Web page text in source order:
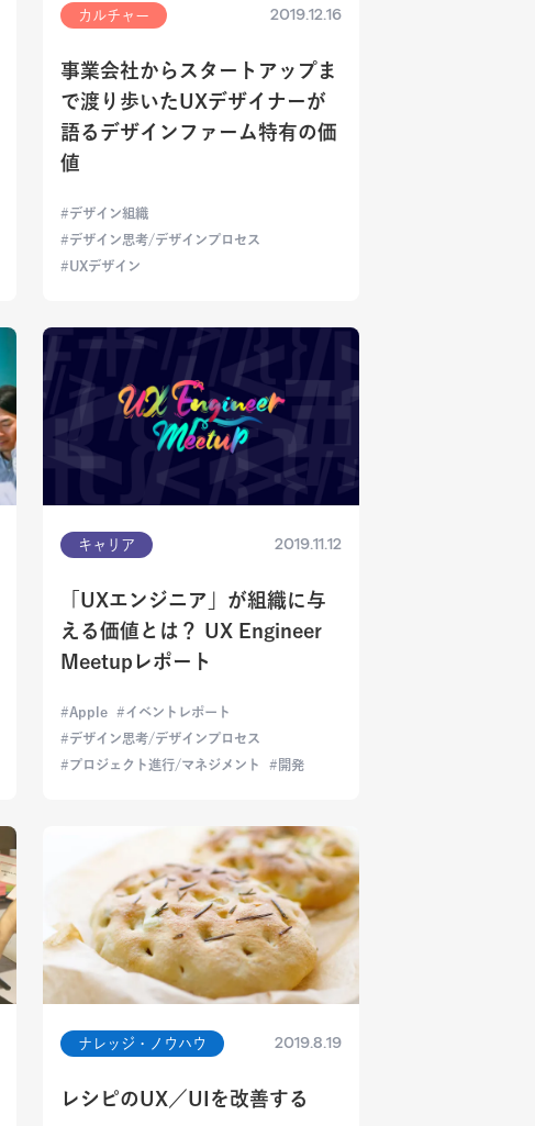
カルチャー 2019.12.16
事業会社からスタートアップま
で渡り歩いたUXデザイナーが
語るデザインファーム特有の価
値
デザイン組織
デザイン思考/デザインプロセス
UXデザイン
キャリア 2019.11.12
「UXエンジニア」が組織に与
える価値とは？ UX Engineer
Meetupレポート
Apple
イベントレポート
デザイン思考/デザインプロセス
プロジェクト進行/マネジメント
開発
ナレッジ・ノウハウ 2019.8.19
レシピのUX／UIを改善する